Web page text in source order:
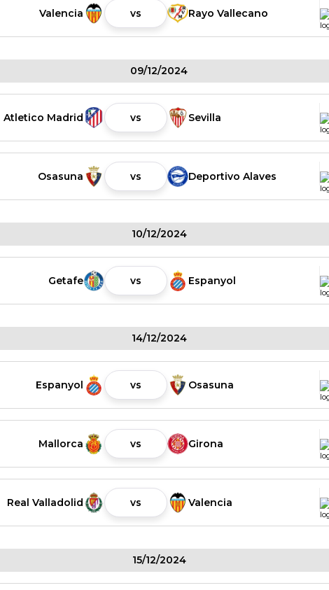
Valencia vs Rayo Vallecano
09/12/2024
Atletico Madrid vs Sevilla
Osasuna vs Deportivo Alaves
10/12/2024
Getafe vs Espanyol
14/12/2024
Espanyol vs Osasuna
Mallorca vs Girona
Real Valladolid vs Valencia
15/12/2024